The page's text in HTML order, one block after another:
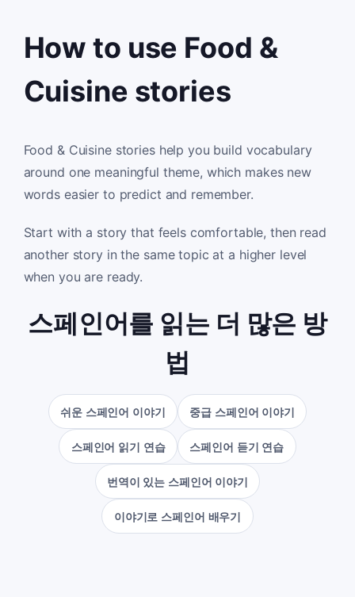
How to use Food &
Cuisine stories
Food & Cuisine stories help you build vocabulary
around one meaningful theme, which makes new
words easier to predict and remember.
Start with a story that feels comfortable, then read
another story in the same topic at a higher level
when you are ready.
스페인어를 읽는 더 많은 방
법
쉬운 스페인어 이야기 중급 스페인어 이야기
스페인어 읽기 연습 스페인어 듣기 연습
번역이 있는 스페인어 이야기
이야기로 스페인어 배우기